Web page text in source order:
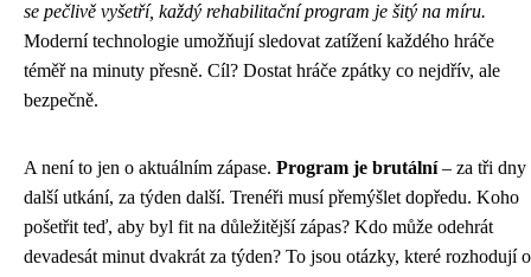
se pečlivě vyšetří, každý rehabilitační program je šitý na míru.
Moderní technologie umožňují sledovat zatížení každého hráče
téměř na minuty přesně. Cíl? Dostat hráče zpátky co nejdřív, ale
bezpečně.
A není to jen o aktuálním zápase. Program je brutální– za tři dny
další utkání, za týden další. Trenéři musí přemýšlet dopředu. Koho
pošetřit teď, aby byl fit na důležitější zápas? Kdo může odehrát
devadesát minut dvakrát za týden? To jsou otázky, které rozhodují o